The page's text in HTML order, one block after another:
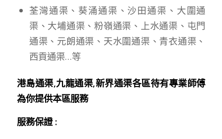
荃灣通渠、葵涌通渠、沙田通渠、大圍通
渠、大埔通渠、粉嶺通渠、上水通渠、屯門
通渠、元朗通渠、天水圍通渠、青衣通渠、
西貢通渠…等
港島通渠,九龍通渠,新界通渠各區待有專業師傅
為你提供本區服務
服務保證 :